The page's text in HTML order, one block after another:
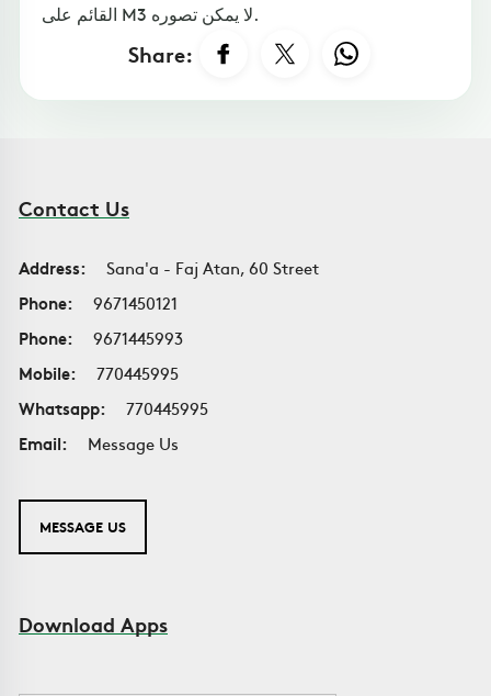
القائم على M3 لا يمكن تصوره.
Share:
Contact Us
Address:
Sana'a - Faj Atan, 60 Street
Phone:
9671450121
Phone:
9671445993
Mobile:
770445995
Whatsapp:
770445995
Email:
Message Us
MESSAGE US
Download Apps